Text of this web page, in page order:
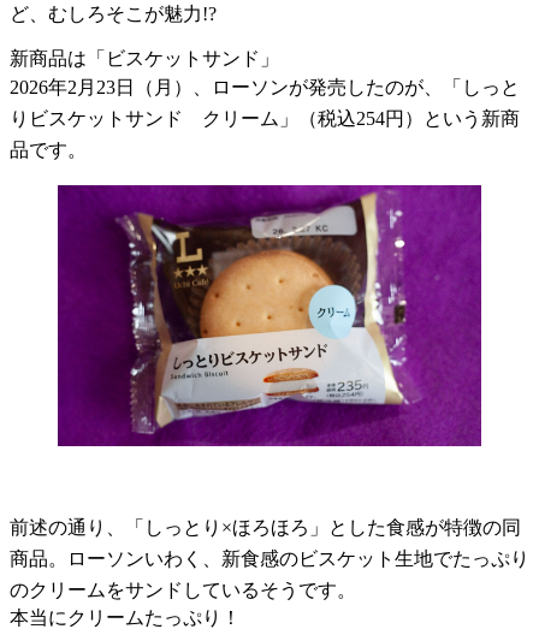
ど、むしろそこが魅力!?
新商品は「ビスケットサンド」
2026年2 月 23日（月）、ローソンが発売したのが、「しっと
りビスケットサンド クリーム」（税込254円）という新商
品です。
前述の通り、「しっとり×ほろほろ」とした食感が特徴の同
商品。ローソンいわく、新食感のビスケット生地でたっぷり
のクリームをサンドしているそうです。
本当にクリームたっぷり！